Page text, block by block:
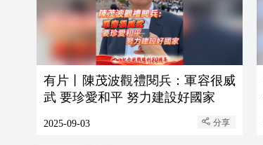
有片丨陳茂波觀禮閱兵：軍容很威
武 要珍愛和平 努力建設好國家
2025-09-03 分享